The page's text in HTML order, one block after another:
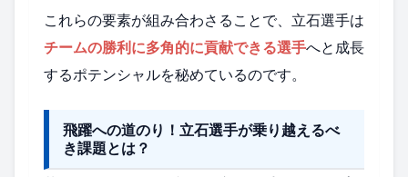
これらの要素が組み合わさることで、立石選手は
チームの勝利に多角的に貢献できる選手へと成長
するポテンシャルを秘めているのです。
飛躍への道のり！立石選手が乗り越えるべ
き課題とは？